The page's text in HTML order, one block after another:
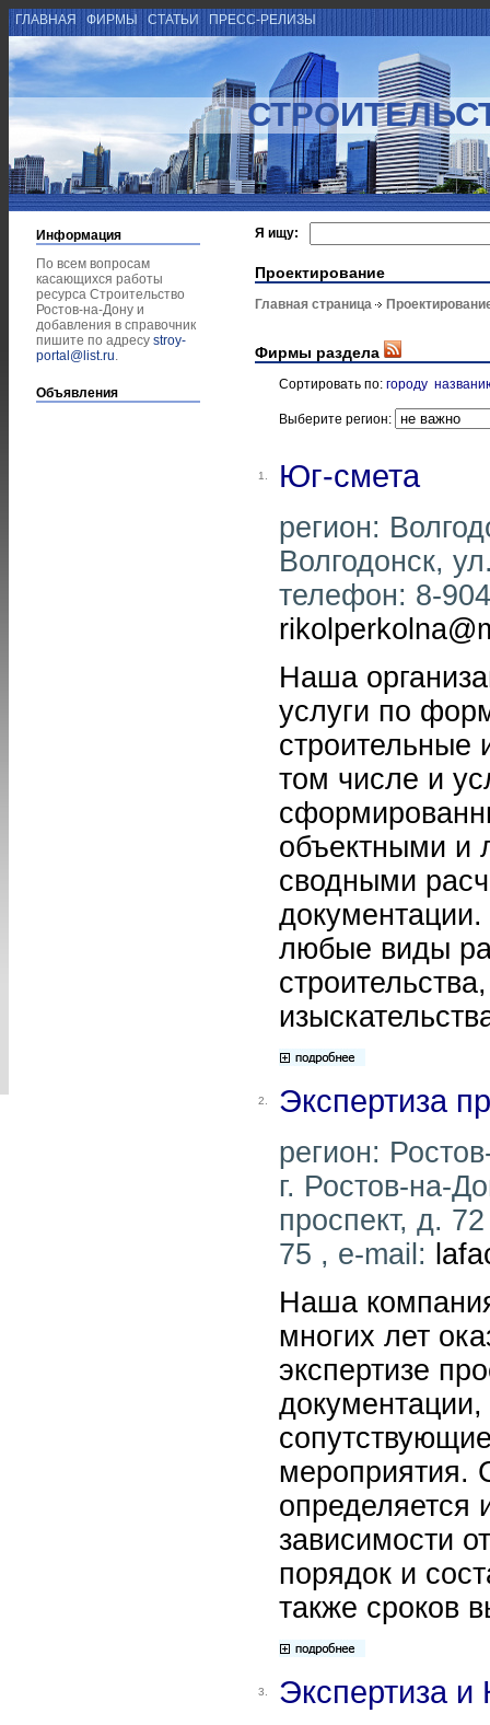
ГЛАВНАЯ ФИРМЫ СТАТЬИ ПРЕСС-РЕЛИЗЫ
Информация
По всем вопросам
касающихся работы
ресурса Строительство
Ростов-на-Дону и
добавления в справочник
пишите по адресу stroy-
portal@list.ru.
Объявления
Я ищу:
Проектирование
Главная страница
Фирмы раздела
Сортировать по: городу
Выберите регион:
1. Юг-смета
регион:
Волгодонск,
телефон: 8-
Наша
услуги по
строительные
том числе и
объектными и
сводными
любые виды
2. Экспертиза
регион:
г. Ростов-на-
проспект, д.
75 , e-mail:
Наша
многих лет
экспертизе
мероприятия.
определяется
зависимости
порядок и
также сроков
3. Экспертиза